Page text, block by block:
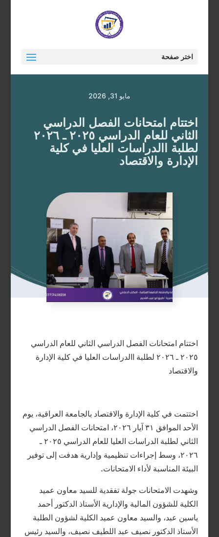
اختر صفحة
مايو 31, 2026
اختتام امتحانات الفصل الدراسي
الثاني للعام الدراسي ٢٠٢٥ ـ ٢٠٢٦
لطلبة االدراسات العليا في كلية
الإدارة والاقتصاد
اختتام امتحانات الفصل الدراسي الثاني للعام الدراسي
٢٠٢٥ ـ ٢٠٢٦ لطلبة االدراسات العليا في كلية الإدارة
والاقتصاد
اختتمت في كلية الإدارة والاقتصاد بالجامعة العراقية، يوم
الأحد الموافق ٣١ آيار ٢٠٢٦، امتحانات الفصل الدراسي
الثاني لطلبة الدراسات العليا للعام الدراسي ٢٠٢٥ ـ
٢٠٢٦، وسط إجراءات تنظيمية وإدارية هدفت إلى توفير
البيئة المناسبة لأداء الامتحانات.
وشهدت الامتحانات جولة تفقدية للسيد معاون عميد
الكلية للشؤون المالية والإدارية الأستاذ الدكتور أحمد
ياسين عبد، والسيد معاون عميد الكلية لشؤون الطلبة
الأستاذ الدكتور نصيف عبد اللطيف نصيف، والسيد رئيس